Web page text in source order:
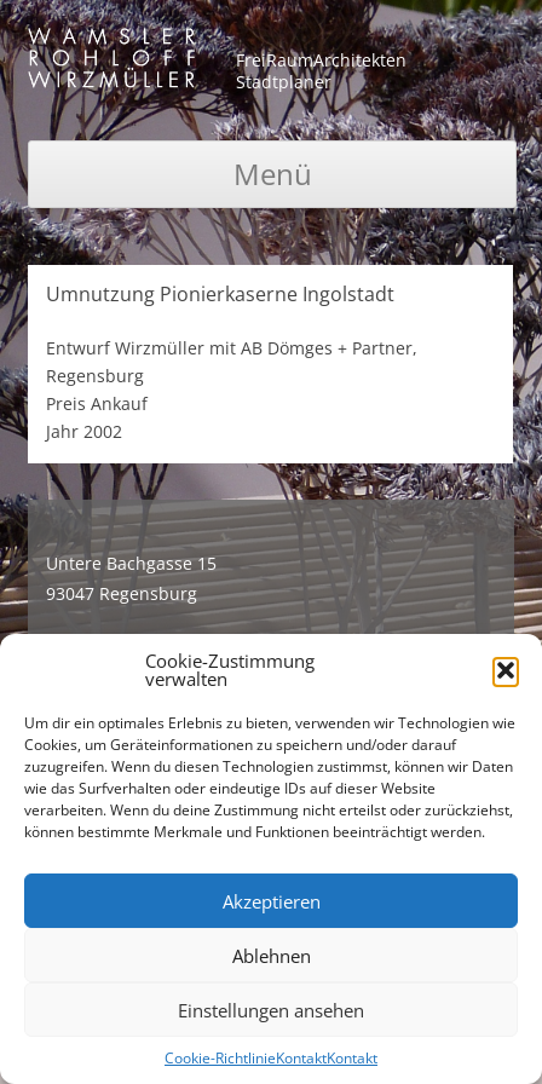
Cookie-Zustimmung
verwalten
Um dir ein optimales Erlebnis zu bieten, verwenden wir Technologien wie
Cookies, um Geräteinformationen zu speichern und/oder darauf
zuzugreifen. Wenn du diesen Technologien zustimmst, können wir Daten
wie das Surfverhalten oder eindeutige IDs auf dieser Website
verarbeiten. Wenn du deine Zustimmung nicht erteilst oder zurückziehst,
können bestimmte Merkmale und Funktionen beeinträchtigt werden.
Akzeptieren
Ablehnen
Einstellungen ansehen
Cookie-RichtlinieKontaktKontakt
FreiRaumArchitekten
Stadtplaner
Menü
Zum Inhalt springen
Umnutzung Pionierkaserne Ingolstadt
Entwurf Wirzmüller mit AB Dömges + Partner,
Regensburg
Preis Ankauf
Jahr 2002
Untere Bachgasse 15
93047 Regensburg
Fax +49 (0)941 56712301
buero@freiraumarchitekten.com
Suchen
nach: